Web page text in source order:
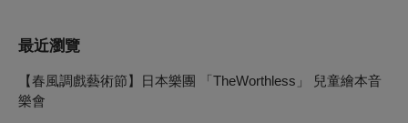
最近瀏覽
【春風調戲藝術節】日本樂團 「TheWorthless」 兒童繪本音
樂會